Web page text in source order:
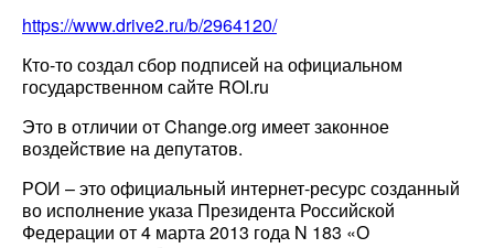
https://www.drive2.ru/b/2964120/
Кто-то создал сбор подписей на официальном
государственном сайте ROI.ru
Это в отличии от Change.org имеет законное
воздействие на депутатов.
РОИ – это официальный интернет-ресурс созданный
во исполнение указа Президента Российской
Федерации от 4 марта 2013 года N 183 «О